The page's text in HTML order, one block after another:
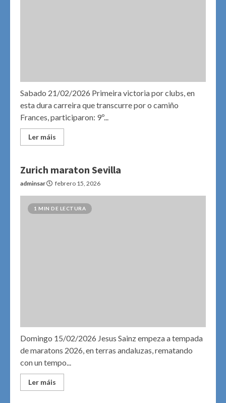
Sabado 21/02/2026 Primeira victoria por clubs, en
esta dura carreira que transcurre por o camiño
Frances, participaron: 9º...
Ler máis
Zurich maraton Sevilla
adminsar febrero 15, 2026
1 MIN DE LECTURA
Domingo 15/02/2026 Jesus Sainz empeza a tempada
de maratons 2026, en terras andaluzas, rematando
con un tempo...
Ler máis